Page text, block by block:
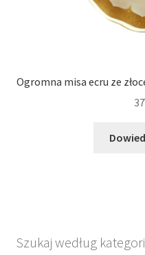
Ogromna misa ecru ze
Szukaj według